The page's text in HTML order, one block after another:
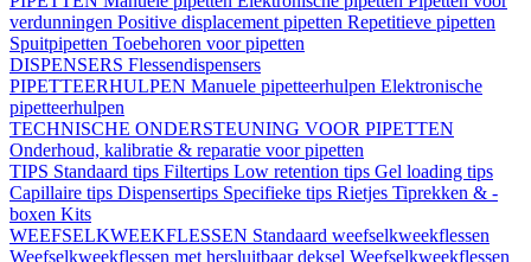
verdunningen Positive displacement pipetten Repetitieve pipetten
Spuitpipetten Toebehoren voor pipetten
DISPENSERS Flessendispensers
PIPETTEERHULPEN Manuele pipetteerhulpen Elektronische
pipetteerhulpen
TECHNISCHE ONDERSTEUNING VOOR PIPETTEN
Onderhoud, kalibratie & reparatie voor pipetten
TIPS Standaard tips Filtertips Low retention tips Gel loading tips
Capillaire tips Dispensertips Specifieke tips Rietjes Tiprekken & -
boxen Kits
WEEFSELKWEEKFLESSEN Standaard weefselkweekflessen
Weefselkweekflessen met hersluitbaar deksel Weefselkweekflessen